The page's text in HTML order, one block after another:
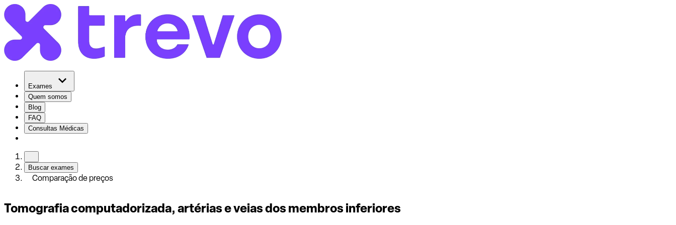
Exames
Quem somos
Blog
FAQ
Consultas Médicas
Buscar exames
Comparação de preços
Tomografia computadorizada, artérias e veias dos membros inferiores